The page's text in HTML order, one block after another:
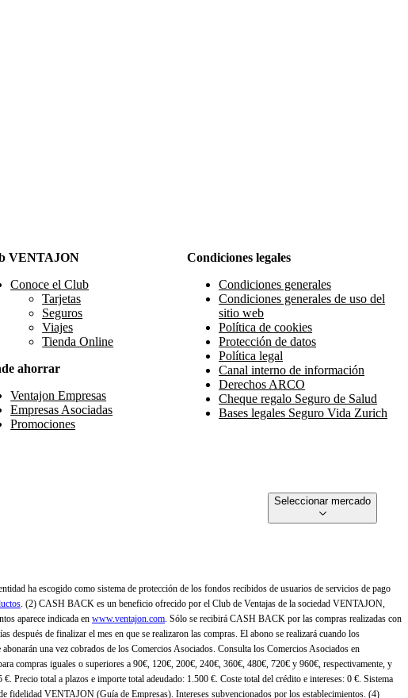
VENTAJON
Conoce el Club
Tarjetas
Seguros
Viajes
Tienda Online
ahorrar
Ventajon Empresas
Empresas Asociadas
Promociones
Condiciones legales
Condiciones generales
Condiciones generales de uso del
sitio web
Política de cookies
Protección de datos
Política legal
Canal interno de información
Derechos ARCO
Cheque regalo Seguro de Salud
Bases legales Seguro Vida Zurich
Seleccionar mercado
ha escogido como sistema de protección de los fondos recibidos de usuarios de servicios de pago
. (2) CASH BACK es un beneficio ofrecido por el Club de Ventajas de la sociedad VENTAJON,
aparece indicada en www.ventajon.com. Sólo se recibirá CASH BACK por las compras realizadas con
de finalizar el mes en que se realizaron las compras. El abono se realizará cuando los
una vez cobrados de los Comercios Asociados. Consulta los Comercios Asociados en
compras iguales o superiores a 90€, 120€, 200€, 240€, 360€, 480€, 720€ y 960€, respectivamente, y
Precio total a plazos e importe total adeudado: 1.500 €. Coste total del crédito e intereses: 0 €. Sistema
fidelidad VENTAJON (Guía de Empresas). Intereses subvencionados por los establecimientos. (4)